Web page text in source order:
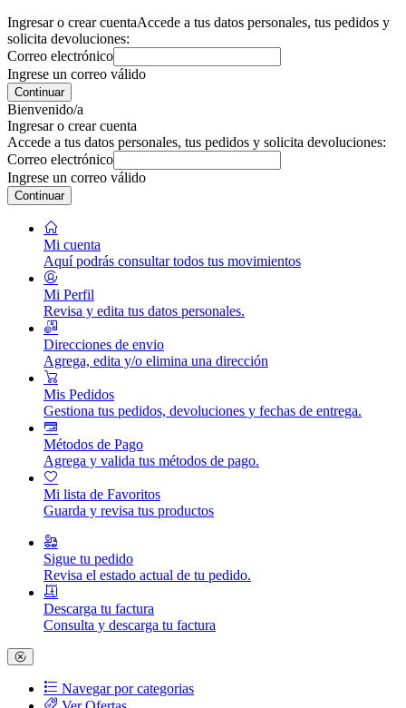
Ingresar o crear cuentaAccede a tus datos personales, tus pedidos y
solicita devoluciones:
Correo electrónico
Ingrese un correo válido
Continuar
Bienvenido/a
Ingresar o crear cuenta
Accede a tus datos personales, tus pedidos y solicita devoluciones:
Correo electrónico
Ingrese un correo válido
Continuar
Mi cuenta
Aquí podrás consultar todos tus movimientos
Mi Perfil
Revisa y edita tus datos personales.
Direcciones de envio
Agrega, edita y/o elimina una dirección
Mis Pedidos
Gestiona tus pedidos, devoluciones y fechas de entrega.
Métodos de Pago
Agrega y valida tus métodos de pago.
Mi lista de Favoritos
Guarda y revisa tus productos
Sigue tu pedido
Revisa el estado actual de tu pedido.
Descarga tu factura
Consulta y descarga tu factura
Navegar por categorias